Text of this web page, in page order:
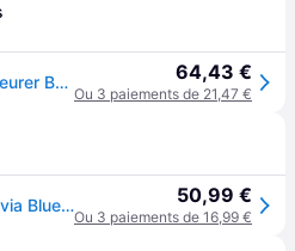
Balance impédancemètre Beurer BF 880 WIFI - Noir 64,43 €
Ou 3 paiements de 21,47 €
Impédancemètre connecté via Bluetooth 50,99 €
Ou 3 paiements de 16,99 €